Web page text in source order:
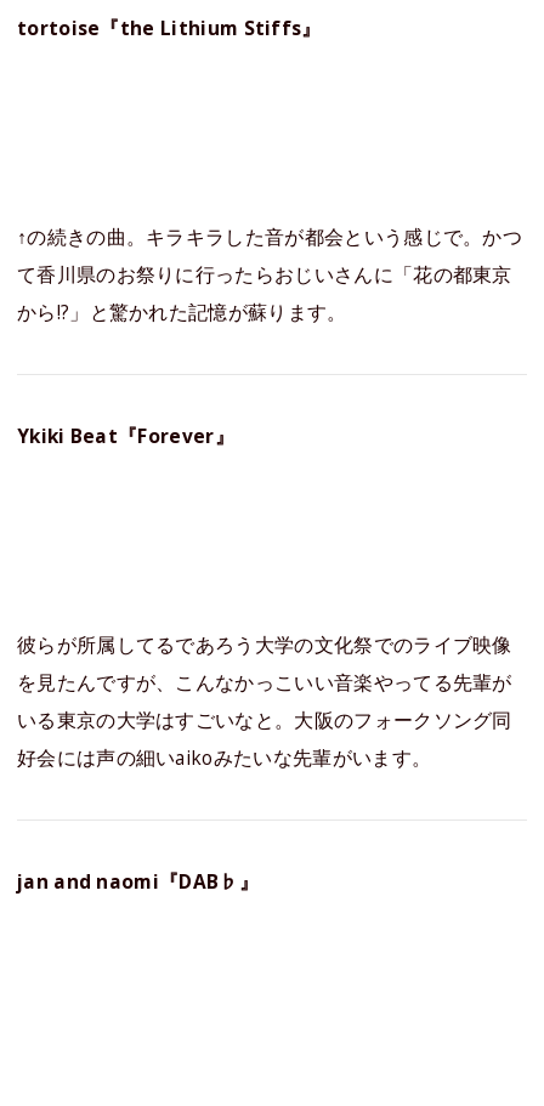
tortoise『the Lithium Stiffs』
↑の続きの曲。キラキラした音が都会という感じで。かつ
て香川県のお祭りに行ったらおじいさんに「花の都東京
から!?」と驚かれた記憶が蘇ります。
Ykiki Beat『Forever』
彼らが所属してるであろう大学の文化祭でのライブ映像
を見たんですが、こんなかっこいい音楽やってる先輩が
いる東京の大学はすごいなと。大阪のフォークソング同
好会には声の細いaikoみたいな先輩がいます。
jan and naomi『DAB♭』